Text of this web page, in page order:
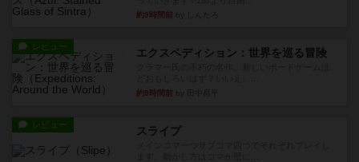
約9時間前
レビュー エクスペディション：世界を巡る冒険
約9時間前
レビュー スライプ